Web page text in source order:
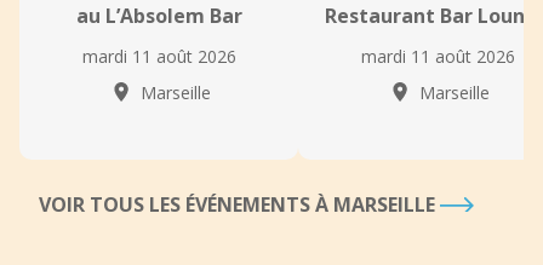
au L’Absolem Bar
mardi 11 août 2026
Marseille
Restaurant Bar
mardi 11 août 2026
Marseille
VOIR TOUS LES ÉVÉNEMENTS À MARSEILLE